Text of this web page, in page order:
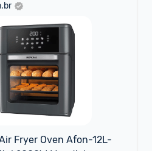
Fryer Oven Afon-12L-